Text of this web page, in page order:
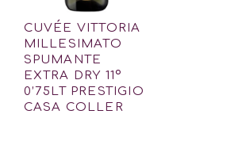
CUVÉE VITTORIA
MILLESIMATO
SPUMANTE
EXTRA DRY 11º
0’75LT PRESTIGIO
CASA COLLER